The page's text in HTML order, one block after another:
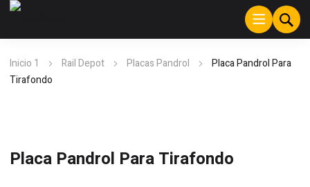
Inicio 1 Rail Depot Placas Pandrol
Placa Pandrol Para
Tirafondo
Placa Pandrol Para Tirafondo